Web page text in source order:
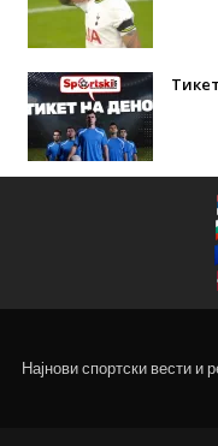
Најнови спортски вести и